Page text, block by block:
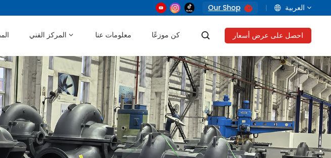
Our Shop العربية
français
русский
العربية
Tiếng Việt
المركز الفني معلومات عنا كن موزعًا احصل على عرض أسعار